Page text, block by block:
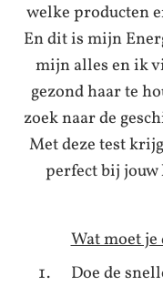
welke producten
En dit is mijn
mijn alles en ik
gezond haar te
zoek naar de
Met deze test
perfect bij jouw
Wat moet je
Doe de